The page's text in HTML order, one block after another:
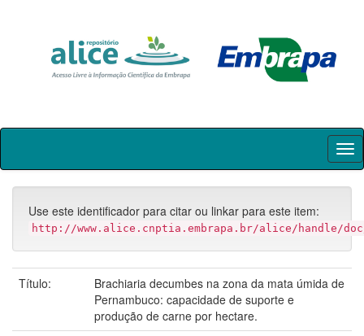
Skip
Use este identificador para citar ou linkar para este item:
http://www.alice.cnptia.embrapa.br/alice/handle/
Título:
Brachiaria decumbes na zona da mata úmida de
Pernambuco: capacidade de suporte e
produção de carne por hectare.